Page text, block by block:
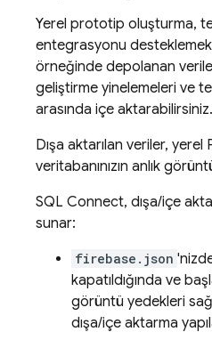
Yerel prototip oluşturma,
entegrasyonu
örneğinde depolanan
geliştirme yinelemeleri ve
arasında içe aktarabilirsiniz.
Dışa aktarılan veriler, yerel
veritabanınızın anlık
SQL Connect, dışa/içe
sunar:
firebase.json
kapatıldığında ve
görüntü yedekleri
dışa/içe aktarma